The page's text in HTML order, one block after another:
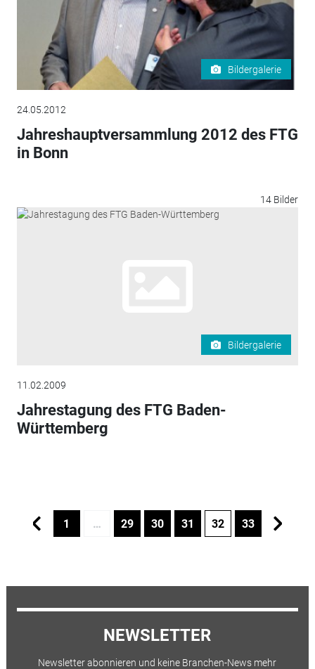
Bildergalerie
24.05.2012
Jahreshauptversammlung 2012 des FTG
in Bonn
14 Bilder
Bildergalerie
11.02.2009
Jahrestagung des FTG Baden-
Württemberg
1 … 29 30 31 32 33
NEWSLETTER
Newsletter abonnieren und keine Branchen-News mehr